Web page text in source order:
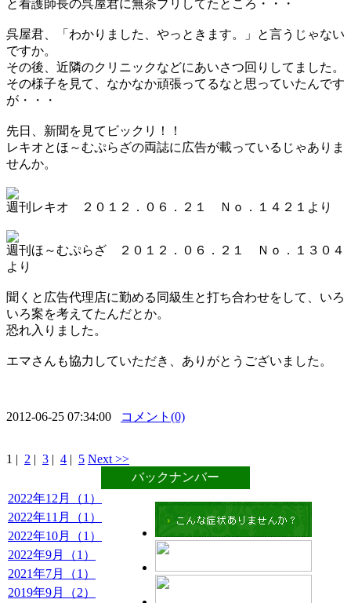
と看護師長の呉屋君に無茶ブリしてたところ・・・
呉屋君、「わかりました、やっときます。」と言うじゃない
ですか。
その後、近隣のクリニックなどにあいさつ回りしてました。
その様子を見て、なかなか頑張ってるなと思っていたんです
が・・・
先日、新聞を見てビックリ！！
レキオとほ～むぷらざの両誌に広告が載っているじゃありま
せんか。
週刊レキオ ２０１２．０６．２１ Ｎｏ．１４２１より
週刊ほ～むぷらざ ２０１２．０６．２１ Ｎｏ．１３０４
より
聞くと広告代理店に勤める同級生と打ち合わせをして、いろ
いろ案を考えてたんだとか。
恐れ入りました。
エマさんも協力していただき、ありがとうございました。
2012-06-25 07:34:00 コメント(0)
1 | 2 | 3 | 4 | 5 Next >>
バックナンバー
2022年12月（1）
2022年11月（1）
2022年10月（1）
2022年9月（1）
2021年7月（1）
2019年9月（2）